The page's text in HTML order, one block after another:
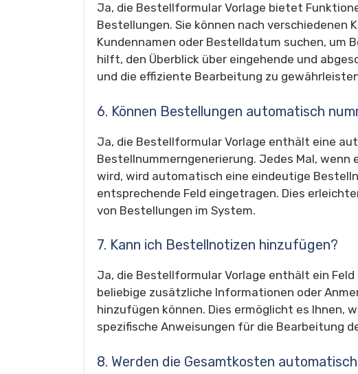
Ja, die Bestellformular Vorlage bietet
Bestellungen. Sie können nach verschiedenen
Kundennamen oder Bestelldatum suchen, um
hilft, den Überblick über eingehende und
und die effiziente Bearbeitung zu
6. Können Bestellungen automatisch
Ja, die Bestellformular Vorlage enthält eine
Bestellnummerngenerierung. Jedes Mal,
wird, wird automatisch eine eindeutige
entsprechende Feld eingetragen. Dies
von Bestellungen im System.
7. Kann ich Bestellnotizen hinzufügen?
Ja, die Bestellformular Vorlage enthält ein
beliebige zusätzliche Informationen oder
hinzufügen können. Dies ermöglicht es Ihnen,
spezifische Anweisungen für die Bearbeitung
8. Werden die Gesamtkosten